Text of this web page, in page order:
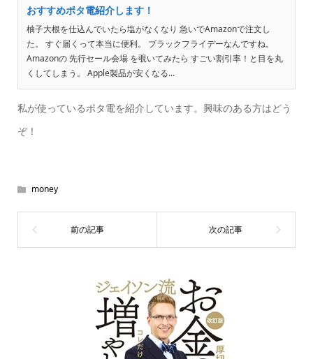
おすすめポタ電紹介します！
柚子大根を仕込んでいたら塩がなくなり 急いでAmazonで注文し
た。 すぐ届くって本当に便利。 ブラックフライデーなんですね。
Amazonの 先行セール会場 を覗いてみたら すごい割引率！と目を丸
くしてしまう。 Apple製品が安くなる...
私が使っているポタ電を紹介しています。興味のある方はどう
ぞ！
money